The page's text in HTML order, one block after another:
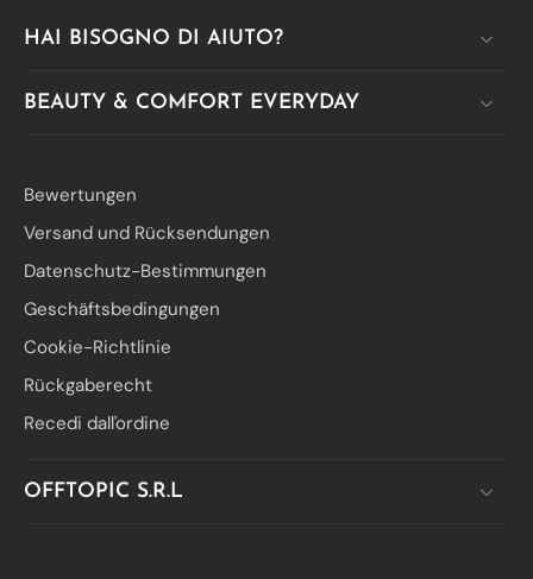
HAI BISOGNO DI AIUTO?
BEAUTY & COMFORT EVERYDAY
Bewertungen
Versand und Rücksendungen
Datenschutz-Bestimmungen
Geschäftsbedingungen
Cookie-Richtlinie
Rückgaberecht
Recedi dall'ordine
OFFTOPIC S.R.L